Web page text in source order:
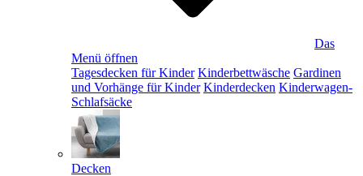
Das
Menü öffnen
Tagesdecken für Kinder Kinderbettwäsche Gardinen
und Vorhänge für Kinder Kinderdecken Kinderwagen-
Schlafsäcke
Decken